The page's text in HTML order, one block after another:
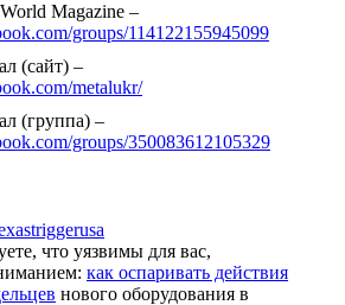
Magazine –
groups/114122155945099
(сайт) –
metalukr/
(группа) –
groups/350083612105329
что уязвимы для вас,
как оспаривать действия
нового оборудования в